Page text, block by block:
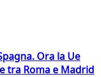
Ora la Ue
tra Roma e Madrid